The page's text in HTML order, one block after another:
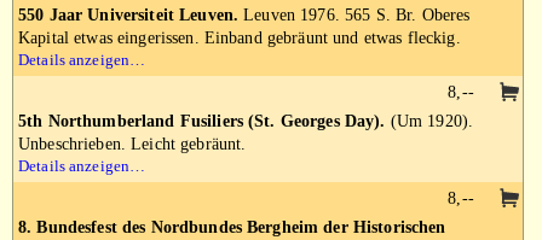
550 Jaar Universiteit Leuven. Leuven 1976. 565 S. Br. Oberes
Kapital etwas eingerissen. Einband gebräunt und etwas fleckig.
Details anzeigen…
5th Northumberland Fusiliers (St. Georges Day). (Um 1920).
Unbeschrieben. Leicht gebräunt.
Details anzeigen…
8,--
8. Bundesfest des Nordbundes Bergheim der Historischen
8,--